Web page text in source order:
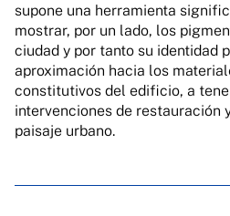
supone una herramienta
mostrar, por un lado, los
ciudad y por tanto su identidad
aproximación hacia los
constitutivos del edificio, a
intervenciones de restauración
paisaje urbano.